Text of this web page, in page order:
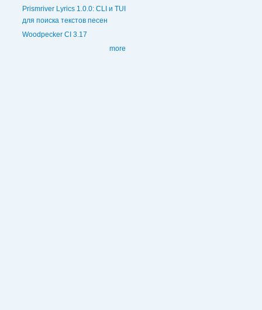
Prismriver Lyrics 1.0.0: CLI и TUI
для поиска текстов песен
Woodpecker CI 3.17
more